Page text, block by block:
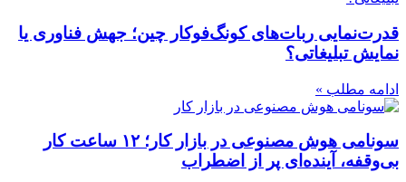
قدرت‌نمایی ربات‌های کونگ‌فوکار چین؛ جهش فناوری یا
نمایش تبلیغاتی؟
ادامه مطلب »
سونامی هوش مصنوعی در بازار کار؛ ۱۲ ساعت کار
بی‌وقفه، آینده‌ای پر از اضطراب